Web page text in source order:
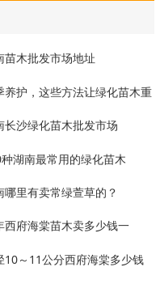
苗木批发市场地址
养护，这些方法让绿化苗木重
长沙绿化苗木批发市场
湖南最常用的绿化苗木
哪里有卖常绿萱草的？
西府海棠苗木卖多少钱一
10～11公分西府海棠多少钱